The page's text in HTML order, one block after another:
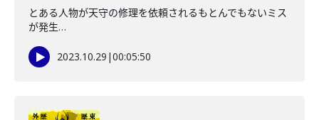
とある人物が天守の修理を依頼されるもとんでもないミス
が発生…
2023.10.29 |00:05:50